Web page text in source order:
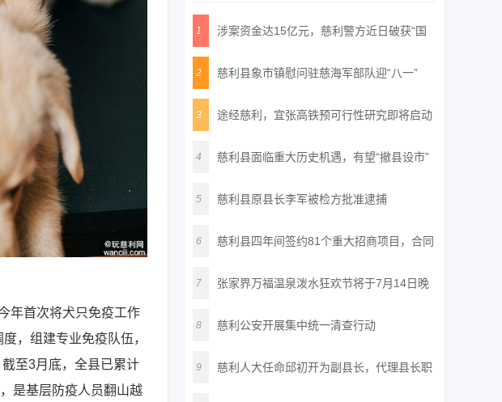
年首次将犬只免疫工作
，组建专业免疫队伍，
至3月底，全县已累计
是基层防疫人员翻山越
1 涉案资金达15亿元，慈利警方近日破获“国
2 慈利县象市镇慰问驻慈海军部队迎“八一”
3 途经慈利，宜张高铁预可行性研究即将启动
4 慈利县面临重大历史机遇，有望“撤县设市”
5 慈利县原县长李军被检方批准逮捕
6 慈利县四年间签约81个重大招商项目，合同
7 张家界万福温泉泼水狂欢节将于7月14日晚
8 慈利公安开展集中统一清查行动
9 慈利人大任命邱初开为副县长，代理县长职